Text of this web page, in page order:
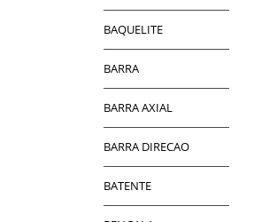
BAQUELITE
BARRA
BARRA AXIAL
BARRA DIRECAO
BATENTE